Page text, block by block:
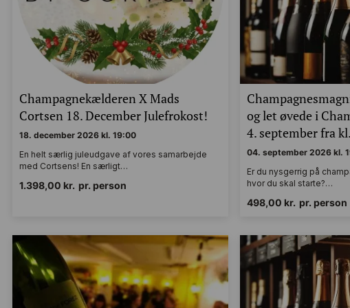
Champagnekælderen X Mads
Cortsen 18. December Julefrokost!
18. december 2026 kl. 19:00
En helt særlig juleudgave af vores samarbejde
med Cortsens! En særligt…
1.398,00 kr. pr. person
og let øvede i
4. september fra
04. september 2026 kl.
Er du nysgerrig på
hvor du skal starte?…
498,00 kr. pr. person